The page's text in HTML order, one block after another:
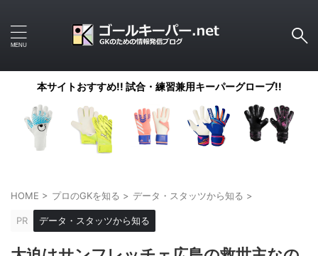
本サイトおすすめ!! 試合・練習兼用キーパーグローブ!!
HOME > プロのGKを知る > データ・スタッツから知る >
PR データ・スタッツから知る